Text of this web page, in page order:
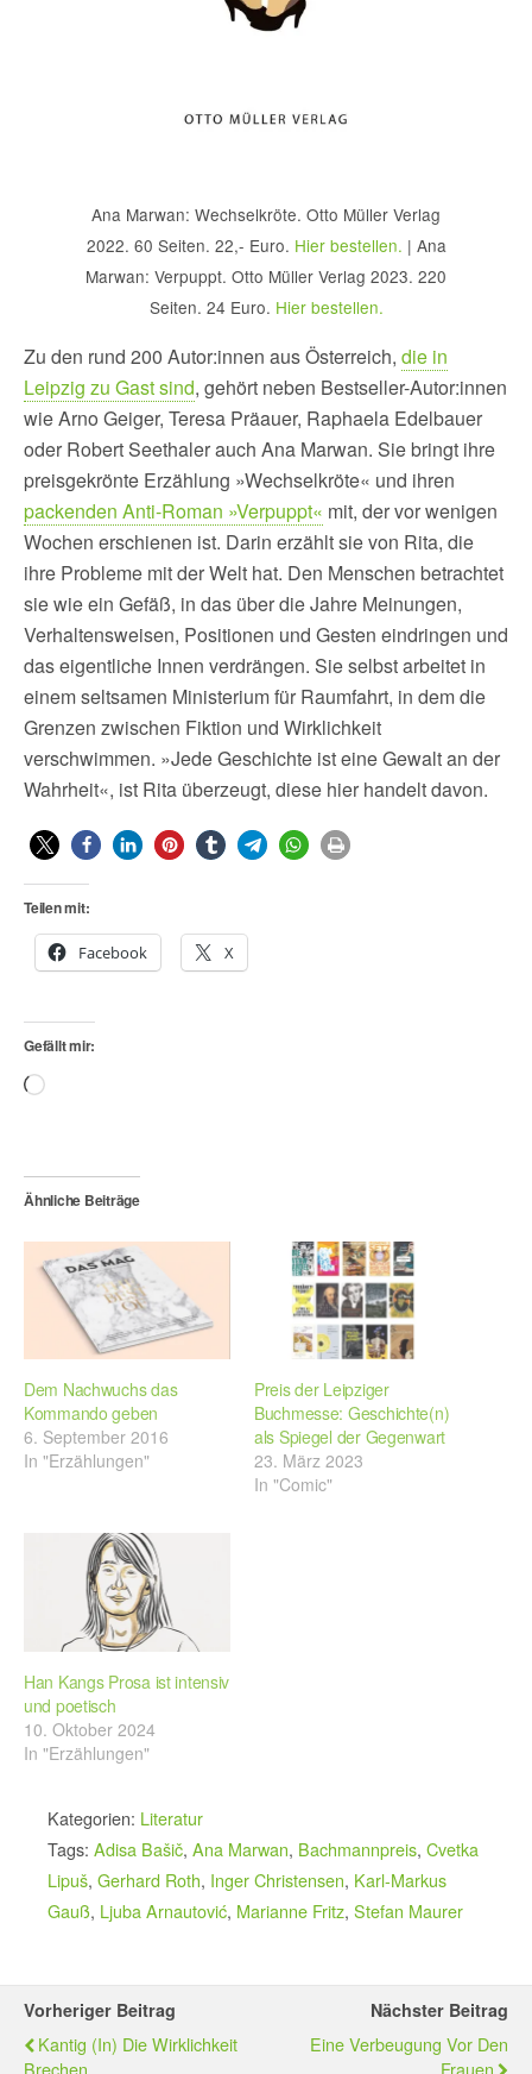
Ana Marwan: Wechselkröte. Otto Müller Verlag
2022. 60 Seiten. 22,- Euro. Hier bestellen. | Ana
Marwan: Verpuppt. Otto Müller Verlag 2023. 220
Seiten. 24 Euro. Hier bestellen.
Zu den rund 200 Autor:innen aus Österreich, die in
Leipzig zu Gast sind, gehört neben Bestseller-Autor:innen
wie Arno Geiger, Teresa Präauer, Raphaela Edelbauer
oder Robert Seethaler auch Ana Marwan. Sie bringt ihre
preisgekrönte Erzählung »Wechselkröte« und ihren
packenden Anti-Roman »Verpuppt« mit, der vor wenigen
Wochen erschienen ist. Darin erzählt sie von Rita, die
ihre Probleme mit der Welt hat. Den Menschen betrachtet
sie wie ein Gefäß, in das über die Jahre Meinungen,
Verhaltensweisen, Positionen und Gesten eindringen und
das eigentliche Innen verdrängen. Sie selbst arbeitet in
einem seltsamen Ministerium für Raumfahrt, in dem die
Grenzen zwischen Fiktion und Wirklichkeit
verschwimmen. »Jede Geschichte ist eine Gewalt an der
Wahrheit«, ist Rita überzeugt, diese hier handelt davon.
Teilen mit:
Facebook X
Gefällt mir:
Wird
Ähnliche Beiträge
Dem Nachwuchs das
Kommando geben
6. September 2016
In "Erzählungen"
Preis der Leipziger
Buchmesse: Geschichte(n)
als Spiegel der Gegenwart
23. März 2023
In "Comic"
Han Kangs Prosa ist intensiv
und poetisch
10. Oktober 2024
In "Erzählungen"
Kategorien: Literatur
Tags: Adisa Bašič, Ana Marwan, Bachmannpreis, Cvetka
Lipuš, Gerhard Roth, Inger Christensen, Karl-Markus
Gauß, Ljuba Arnautović, Marianne Fritz, Stefan Maurer
Vorheriger Beitrag
Kantig (in) Die Wirklichkeit
Brechen
Nächster Beitrag
Eine Verbeugung Vor Den
Frauen